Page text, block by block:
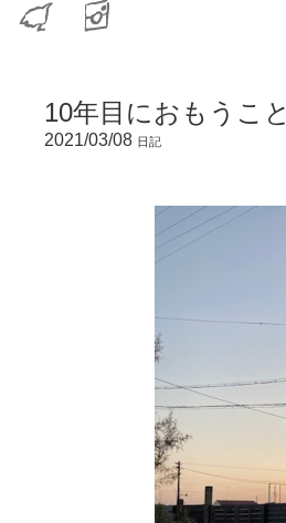
10年目におもうこと
2021/03/08 日記